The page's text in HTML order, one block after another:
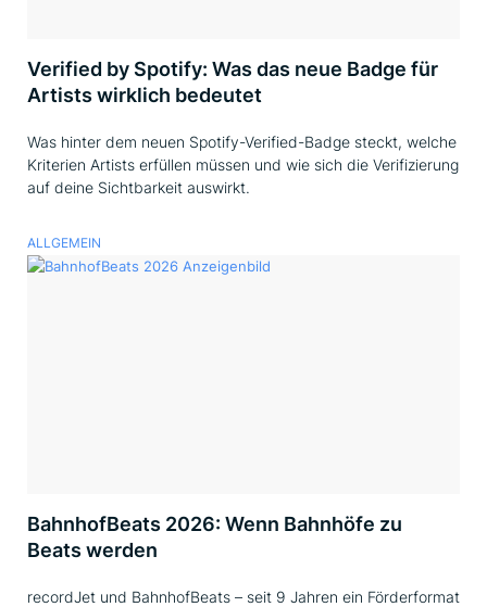
Verified by Spotify: Was das neue Badge für
Artists wirklich bedeutet
Was hinter dem neuen Spotify-Verified-Badge steckt, welche
Kriterien Artists erfüllen müssen und wie sich die Verifizierung
auf deine Sichtbarkeit auswirkt.
ALLGEMEIN
BahnhofBeats 2026: Wenn Bahnhöfe zu
Beats werden
recordJet und BahnhofBeats – seit 9 Jahren ein Förderformat